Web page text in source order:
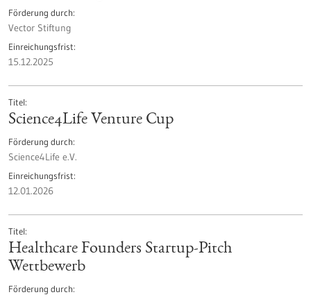
Förderung durch
Vector Stiftung
Einreichungsfrist
15.12.2025
Titel
Science4Life Venture Cup
Förderung durch
Science4Life e.V.
Einreichungsfrist
12.01.2026
Titel
Healthcare Founders Startup-Pitch
Wettbewerb
Förderung durch